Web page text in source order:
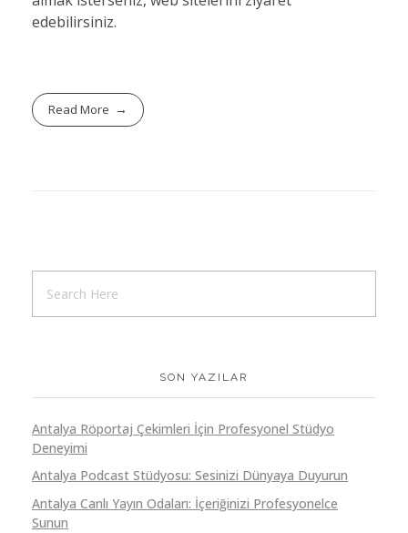
edebilirsiniz.
Read More
SON YAZILAR
Antalya Röportaj Çekimleri İçin Profesyonel Stüdyo
Deneyimi
Antalya Podcast Stüdyosu: Sesinizi Dünyaya Duyurun
Antalya Canlı Yayın Odaları: İçeriğinizi Profesyonelce
Sunun